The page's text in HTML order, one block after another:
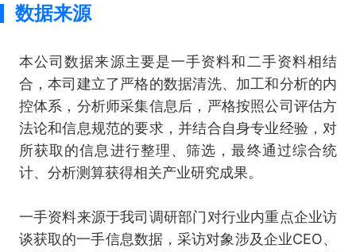
数据来源
本公司数据来源主要是一手资料和二手资料相结
合，本司建立了严格的数据清洗、加工和分析的内
控体系，分析师采集信息后，严格按照公司评估方
法论和信息规范的要求，并结合自身专业经验，对
所获取的信息进行整理、筛选，最终通过综合统
计、分析测算获得相关产业研究成果。
一手资料来源于我司调研部门对行业内重点企业访
谈获取的一手信息数据，采访对象涉及企业CEO、